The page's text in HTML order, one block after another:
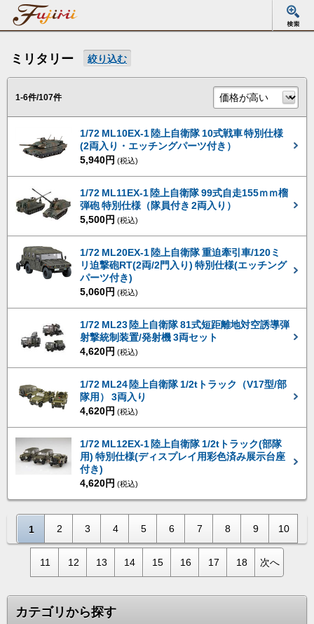
ミリタリー 絞り込む
1-6件/107件
1/72 ML10EX-1 陸上自衛隊 10式戦車 特別仕様
(2両入り・エッチングパーツ付き）
5,940円 (税込)
1/72 ML11EX-1 陸上自衛隊 99式自走155ｍｍ榴
弾砲 特別仕様（隊員付き 2両入り）
5,500円 (税込)
1/72 ML20EX-1 陸上自衛隊 重迫牽引車/120ミ
リ迫撃砲RT(2両/2門入り) 特別仕様(エッチング
パーツ付き)
5,060円 (税込)
1/72 ML23 陸上自衛隊 81式短距離地対空誘導弾
射撃統制装置/発射機 3両セット
4,620円 (税込)
1/72 ML24 陸上自衛隊 1/2tトラック（V17型/部
隊用） 3両入り
4,620円 (税込)
1/72 ML12EX-1 陸上自衛隊 1/2tトラック(部隊
用) 特別仕様(ディスプレイ用彩色済み展示台座
付き)
4,620円 (税込)
1 2 3 4 5 6 7 8 9 10
11 12 13 14 15 16 17 18 次へ
カテゴリから探す